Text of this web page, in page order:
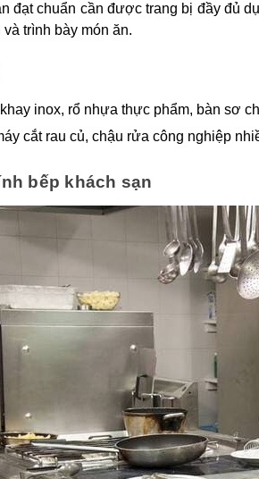
đạt chuẩn cần được trang bị đầy đủ
trình bày món ăn.
inox, rổ nhựa thực phẩm, bàn sơ
cắt rau củ, chậu rửa công nghiệp
bếp khách sạn